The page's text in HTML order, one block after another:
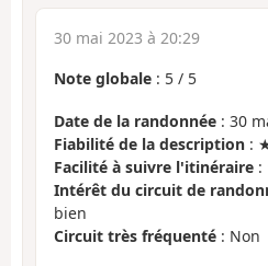
30 mai 2023 à 20:29
Note globale : 5 / 5
Date de la randonnée : 30
Fiabilité de la description :
Facilité à suivre l'itinéraire :
Intérêt du circuit de
bien
Circuit très fréquenté : Non